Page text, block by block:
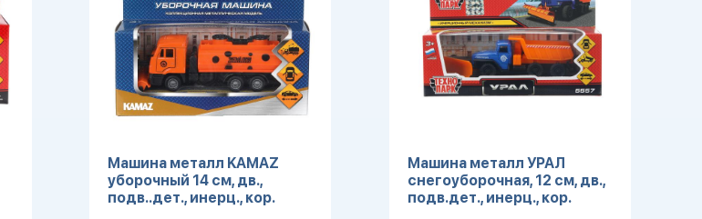
Машина металл KAMAZ
уборочный 14 см, дв.,
подв..дет., инерц., кор.
Машина металл УРАЛ
снегоуборочная, 12 см, дв.,
подв.дет., инерц., кор.